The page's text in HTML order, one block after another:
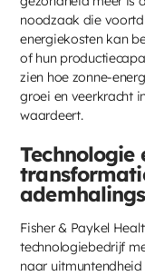
noodzaak die
energiekosten kan
of hun
zien hoe zonne-
groei en veerkracht
waardeert.
Technologie
Fisher & Paykel
technologiebedrijf
naar